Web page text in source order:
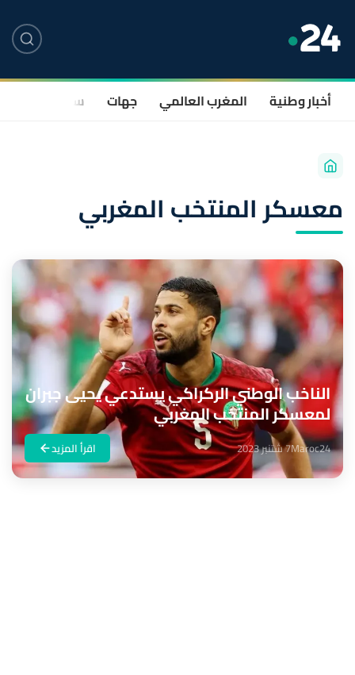
أخبار وطنية المغرب العالمي جهات سياسة
معسكر المنتخب المغربي
الناخب الوطني الركراكي يستدعي يحيى جبران
لمعسكر المنتخب المغربي
Maroc247 شتنبر 2023 اقرأ المزيد